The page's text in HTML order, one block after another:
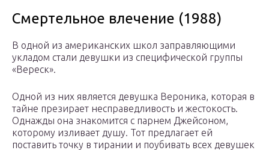
Смертельное влечение (1988)
В одной из американских школ заправляющими
укладом стали девушки из специфической группы
«Вереск».
Одной из них является девушка Вероника, которая в
тайне презирает несправедливость и жестокость.
Однажды она знакомится с парнем Джейсоном,
которому изливает душу. Тот предлагает ей
поставить точку в тирании и поубивать всех девушек